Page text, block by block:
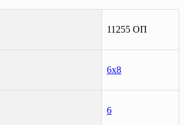
11255 ОП
6х8
6